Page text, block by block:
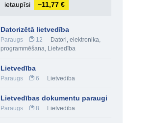
ietaupīsi
−11,77 €
Datorizētā lietvedība
Paraugs 12
Datori, elektronika,
programmēšana, Lietvedība
Lietvedība
Paraugs 6 Lietvedība
Lietvedības dokumentu paraugi
Paraugs 8 Lietvedība